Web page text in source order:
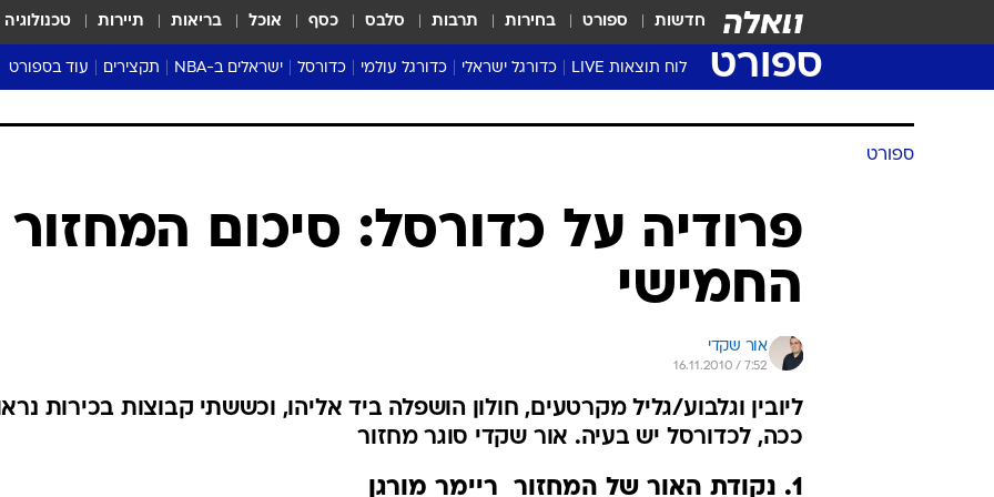
חדשות ספורט בחירות תרבות סלבס כסף אוכל בריאות תיירות טכנולוגיה
ספורט לוח תוצאות LIVE כדורגל ישראלי
שגרירים
כדורגל עולמי
ליגה גרמנית
ליגה צרפתית
כדורסל
נבחרות ישראל בכדורסל
ישראלים ב-NBA תקצירים עוד בספורט
מסכמים
טראש טוק
פרודיה על כדורסל: סיכום המחזור